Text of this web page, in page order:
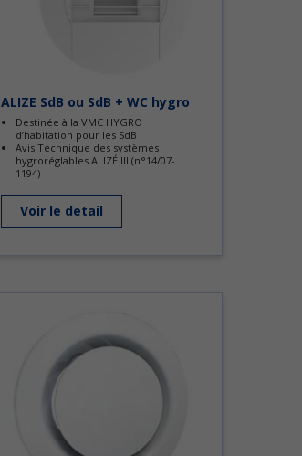
ALIZE SdB ou SdB + WC hygro
Destinée à la VMC HYGRO
d’habitation pour les SdB
Avis Technique des systèmes
hygroréglables ALIZÉ III (n°14/07-
1194)
Voir le detail